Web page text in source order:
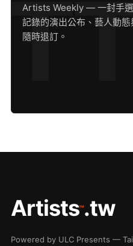
Artists Weekly — 一封手
記錄的演出公布、藝人動
隨時退訂。
Artists™.tw
Powered by ULC Presents —